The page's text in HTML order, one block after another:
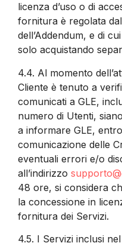
licenza d’uso o di
fornitura è regolata
dell’Addendum, e di
solo acquistando
4.4. Al momento
Cliente è tenuto a
comunicati a GLE,
numero di Utenti,
a informare GLE,
comunicazione delle
eventuali errori e/o
all’indirizzo
48 ore, si considera
la concessione in
fornitura dei Servizi.
4.5. I Servizi inclusi